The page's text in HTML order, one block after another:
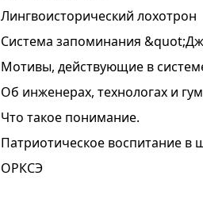
Лингвоисторический лохотрон
Система запоминания
Мотивы, действующие в
Об инженерах, технологах и
Что такое понимание.
Патриотическое воспитание в
ОРКСЭ